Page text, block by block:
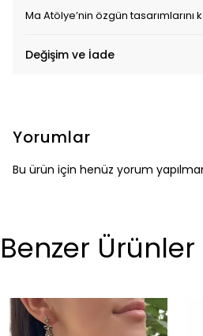
Ma Atölye’nin özgün tasarımlarını
Değişim ve İade
Yorumlar
Bu ürün için henüz yorum
Benzer Ürünler